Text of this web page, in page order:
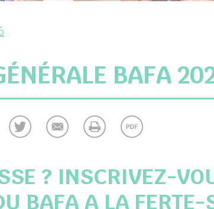
BAFA
? INSCRIVEZ-
BAFA A LA